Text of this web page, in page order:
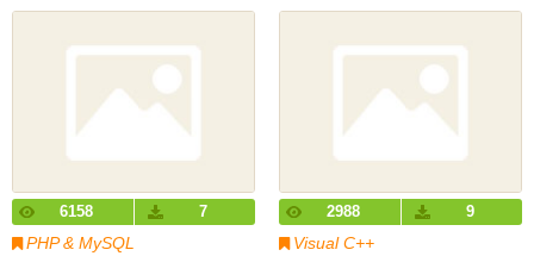
6158 7
PHP & MySQL
2988 9
Visual C++